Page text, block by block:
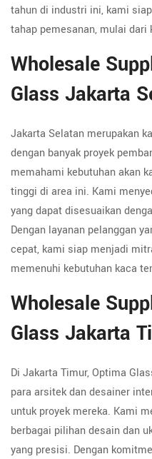
tahun di industri ini, kami
tahap pemesanan, mulai
Wholesale
Glass Jakarta
Jakarta Selatan merupakan
dengan banyak proyek
memahami kebutuhan akan
tinggi di area ini. Kami
yang dapat disesuaikan
Dengan layanan pelanggan
cepat, kami siap menjadi
memenuhi kebutuhan kaca
Wholesale
Glass Jakarta
Di Jakarta Timur, Optima
para arsitek dan desainer
untuk proyek mereka. Kami
berbagai pilihan desain dan
yang presisi. Dengan